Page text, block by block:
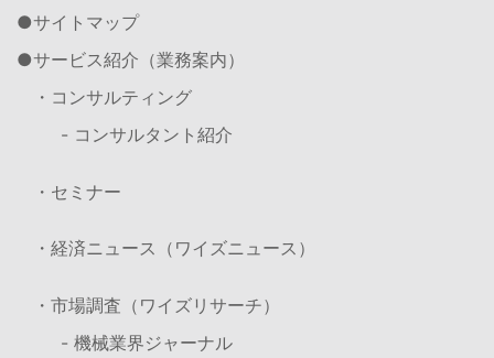
サイトマップ
サービス紹介（業務案内）
・コンサルティング
- コンサルタント紹介
・セミナー
・経済ニュース（ワイズニュース）
・市場調査（ワイズリサーチ）
- 機械業界ジャーナル